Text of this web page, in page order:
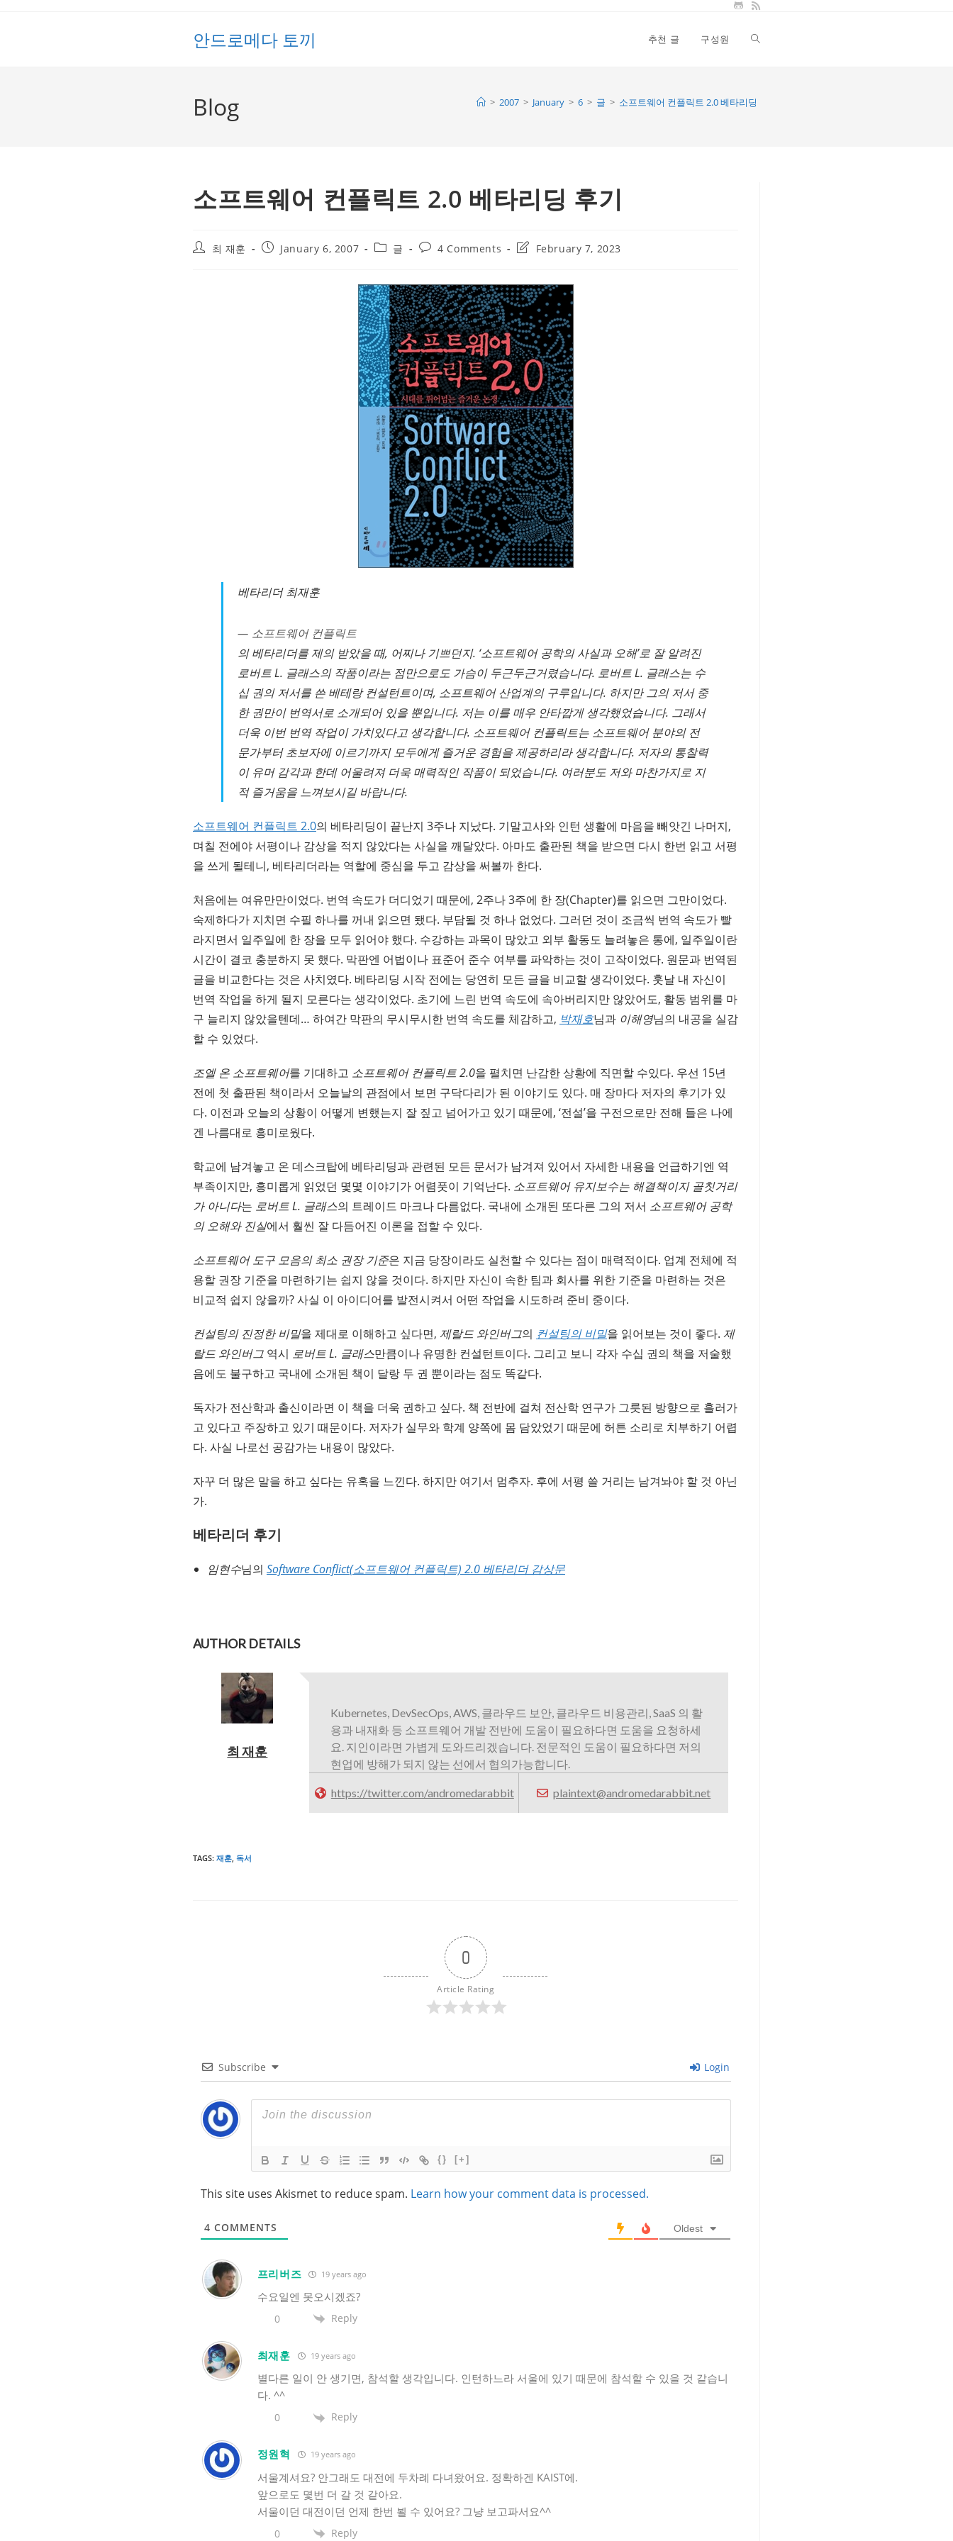
안드로메다 토끼 추천 글 구성원 Toggle
Blog > 2007 > January > 6 > 글 > 소프트웨어 컨플릭트 2.0 베타리딩 후기
소프트웨어 컨플릭트 2.0 베타리딩 후기
Post최 재훈
PostJanuary 6, 2007
Post글
Post4 Comments
PostFebruary 7, 2023
베타리더 최재훈
소프트웨어 컨플릭트
의 베타리더를 제의 받았을 때, 어찌나 기쁘던지. ‘소프트웨어 공학의 사실과 오해’로 잘 알려진
로버트 L. 글래스의 작품이라는 점만으로도 가슴이 두근두근거렸습니다. 로버트 L. 글래스는 수
십 권의 저서를 쓴 베테랑 컨설턴트이며, 소프트웨어 산업계의 구루입니다. 하지만 그의 저서 중
한 권만이 번역서로 소개되어 있을 뿐입니다. 저는 이를 매우 안타깝게 생각했었습니다. 그래서
더욱 이번 번역 작업이 가치있다고 생각합니다. 소프트웨어 컨플릭트는 소프트웨어 분야의 전
문가부터 초보자에 이르기까지 모두에게 즐거운 경험을 제공하리라 생각합니다. 저자의 통찰력
이 유머 감각과 한데 어울려져 더욱 매력적인 작품이 되었습니다. 여러분도 저와 마찬가지로 지
적 즐거움을 느껴보시길 바랍니다.
소프트웨어 컨플릭트 2.0의 베타리딩이 끝난지 3주나 지났다. 기말고사와 인턴 생활에 마음을 빼앗긴 나머지,
며칠 전에야 서평이나 감상을 적지 않았다는 사실을 깨달았다. 아마도 출판된 책을 받으면 다시 한번 읽고 서평
을 쓰게 될테니, 베타리더라는 역할에 중심을 두고 감상을 써볼까 한다.
처음에는 여유만만이었다. 번역 속도가 더디었기 때문에, 2주나 3주에 한 장(Chapter)를 읽으면 그만이었다.
숙제하다가 지치면 수필 하나를 꺼내 읽으면 됐다. 부담될 것 하나 없었다. 그러던 것이 조금씩 번역 속도가 빨
라지면서 일주일에 한 장을 모두 읽어야 했다. 수강하는 과목이 많았고 외부 활동도 늘려놓은 통에, 일주일이란
시간이 결코 충분하지 못 했다. 막판엔 어법이나 표준어 준수 여부를 파악하는 것이 고작이었다. 원문과 번역된
글을 비교한다는 것은 사치였다. 베타리딩 시작 전에는 당연히 모든 글을 비교할 생각이었다. 훗날 내 자신이
번역 작업을 하게 될지 모른다는 생각이었다. 초기에 느린 번역 속도에 속아버리지만 않았어도, 활동 범위를 마
구 늘리지 않았을텐데… 하여간 막판의 무시무시한 번역 속도를 체감하고, 박재호님과 이해영님의 내공을 실감
할 수 있었다.
조엘 온 소프트웨어를 기대하고 소프트웨어 컨플릭트 2.0을 펼치면 난감한 상황에 직면할 수있다. 우선 15년
전에 첫 출판된 책이라서 오늘날의 관점에서 보면 구닥다리가 된 이야기도 있다. 매 장마다 저자의 후기가 있
다. 이전과 오늘의 상황이 어떻게 변했는지 잘 짚고 넘어가고 있기 때문에, ‘전설’을 구전으로만 전해 들은 나에
겐 나름대로 흥미로웠다.
학교에 남겨놓고 온 데스크탑에 베타리딩과 관련된 모든 문서가 남겨져 있어서 자세한 내용을 언급하기엔 역
부족이지만, 흥미롭게 읽었던 몇몇 이야기가 어렴풋이 기억난다. 소프트웨어 유지보수는 해결책이지 골칫거리
가 아니다는 로버트 L. 글래스의 트레이드 마크나 다름없다. 국내에 소개된 또다른 그의 저서 소프트웨어 공학
의 오해와 진실에서 훨씬 잘 다듬어진 이론을 접할 수 있다.
소프트웨어 도구 모음의 최소 권장 기준은 지금 당장이라도 실천할 수 있다는 점이 매력적이다. 업계 전체에 적
용할 권장 기준을 마련하기는 쉽지 않을 것이다. 하지만 자신이 속한 팀과 회사를 위한 기준을 마련하는 것은
비교적 쉽지 않을까? 사실 이 아이디어를 발전시켜서 어떤 작업을 시도하려 준비 중이다.
컨설팅의 진정한 비밀을 제대로 이해하고 싶다면, 제랄드 와인버그의 컨설팅의 비밀을 읽어보는 것이 좋다. 제
랄드 와인버그 역시 로버트 L. 글래스만큼이나 유명한 컨설턴트이다. 그리고 보니 각자 수십 권의 책을 저술했
음에도 불구하고 국내에 소개된 책이 달랑 두 권 뿐이라는 점도 똑같다.
독자가 전산학과 출신이라면 이 책을 더욱 권하고 싶다. 책 전반에 걸쳐 전산학 연구가 그릇된 방향으로 흘러가
고 있다고 주장하고 있기 때문이다. 저자가 실무와 학계 양쪽에 몸 담았었기 때문에 허튼 소리로 치부하기 어렵
다. 사실 나로선 공감가는 내용이 많았다.
자꾸 더 많은 말을 하고 싶다는 유혹을 느낀다. 하지만 여기서 멈추자. 후에 서평 쓸 거리는 남겨놔야 할 것 아닌
가.
베타리더 후기
임현수님의 Software Conflict(소프트웨어 컨플릭트) 2.0 베타리더 감상문
AUTHOR DETAILS
최 재훈
Kubernetes, DevSecOps, AWS, 클라우드 보안, 클라우드 비용관리, SaaS 의 활
용과 내재화 등 소프트웨어 개발 전반에 도움이 필요하다면 도움을 요청하세
요. 지인이라면 가볍게 도와드리겠습니다. 전문적인 도움이 필요하다면 저의
현업에 방해가 되지 않는 선에서 협의가능합니다.
https://twitter.com/andromedarabbit plaintext@andromedarabbit.net
TAGS: 재훈, 독서
0
Article Rating
Subscribe Login
{} [+]
This site uses Akismet to reduce spam. Learn how your comment data is processed.
4 COMMENTS Oldest
프리버즈 19 years ago
수요일엔 못오시겠죠?
0 Reply
최재훈 19 years ago
별다른 일이 안 생기면, 참석할 생각입니다. 인턴하느라 서울에 있기 때문에 참석할 수 있을 것 같습니
다. ^^
0 Reply
정원혁 19 years ago
서울계셔요? 안그래도 대전에 두차례 다녀왔어요. 정확하겐 KAIST에.
앞으로도 몇번 더 갈 것 같아요.
서울이던 대전이던 언제 한번 뵐 수 있어요? 그냥 보고파서요^^
0 Reply